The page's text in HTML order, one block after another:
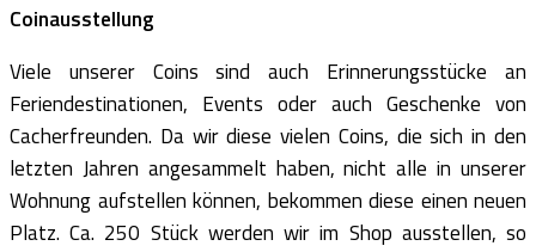
Coinausstellung
Viele unserer Coins sind auch Erinnerungsstücke an
Feriendestinationen, Events oder auch Geschenke von
Cacherfreunden. Da wir diese vielen Coins, die sich in den
letzten Jahren angesammelt haben, nicht alle in unserer
Wohnung aufstellen können, bekommen diese einen neuen
Platz. Ca. 250 Stück werden wir im Shop ausstellen, so